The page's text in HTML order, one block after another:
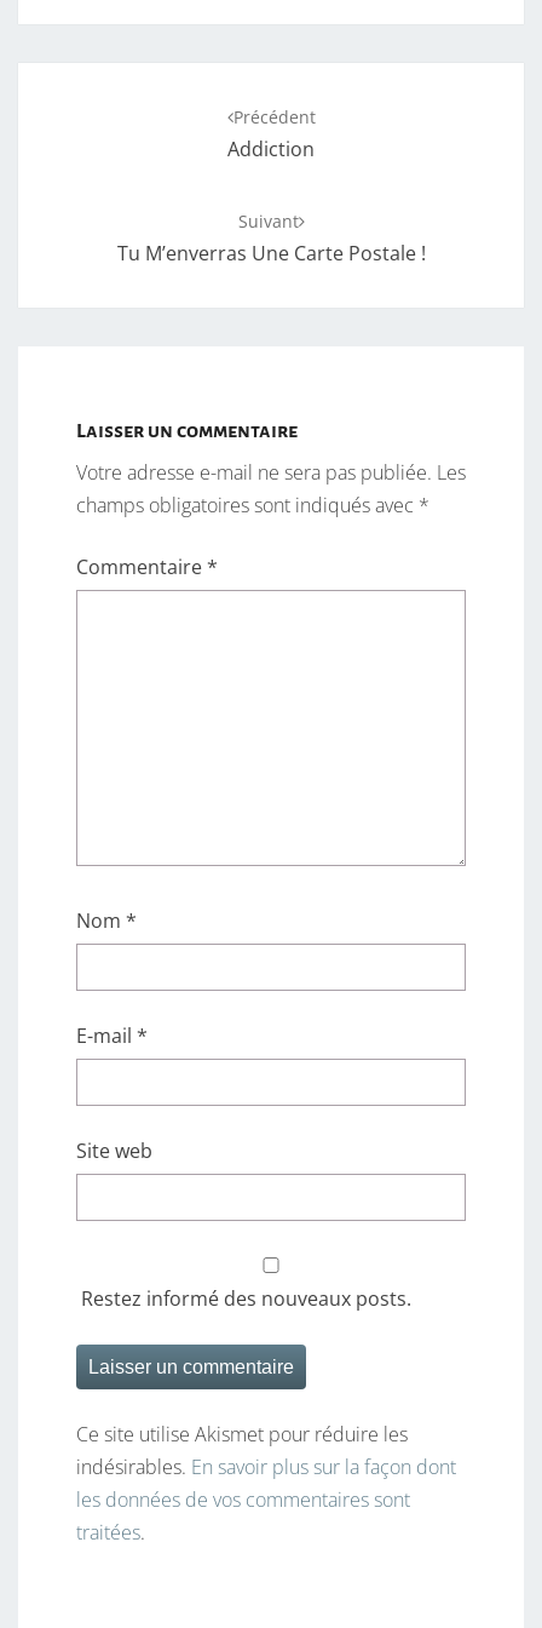
Précédent
Addiction
Suivant
Tu M’enverras Une Carte Postale !
Laisser un commentaire
Votre adresse e-mail ne sera pas publiée. Les
champs obligatoires sont indiqués avec *
Commentaire*
Nom *
E-mail *
Site web
Restez informé des nouveaux posts.
Ce site utilise Akismet pour réduire les
indésirables. En savoir plus sur la façon dont
les données de vos commentaires sont
traitées.